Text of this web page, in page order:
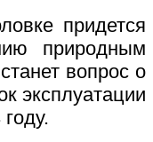
придется
природным
вопрос о
эксплуатации